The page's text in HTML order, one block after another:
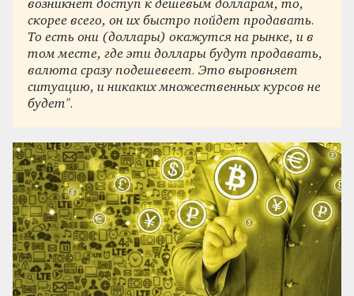
возникнет доступ к дешевым долларам, то,
скорее всего, он их быстро пойдет продавать.
То есть они (доллары) окажутся на рынке, и в
том месте, где эти доллары будут продавать,
валюта сразу подешевеет. Это выровняет
ситуацию, и никаких множественных курсов не
будет".